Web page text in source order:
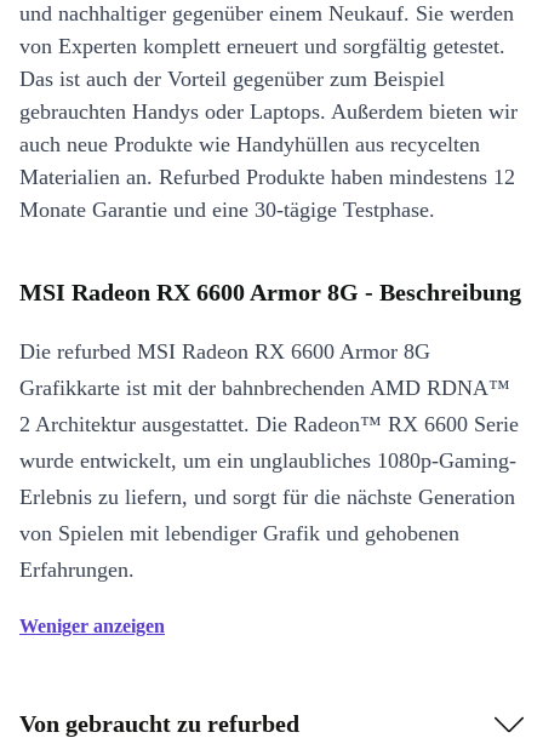
und nachhaltiger gegenüber einem Neukauf. Sie werden
von Experten komplett erneuert und sorgfältig getestet.
Das ist auch der Vorteil gegenüber zum Beispiel
gebrauchten Handys oder Laptops. Außerdem bieten wir
auch neue Produkte wie Handyhüllen aus recycelten
Materialien an. Refurbed Produkte haben mindestens 12
Monate Garantie und eine 30-tägige Testphase.
MSI Radeon RX 6600 Armor 8G - Beschreibung
Die refurbed MSI Radeon RX 6600 Armor 8G
Grafikkarte ist mit der bahnbrechenden AMD RDNA™
2 Architektur ausgestattet. Die Radeon™ RX 6600 Serie
wurde entwickelt, um ein unglaubliches 1080p-Gaming-
Erlebnis zu liefern, und sorgt für die nächste Generation
von Spielen mit lebendiger Grafik und gehobenen
Erfahrungen.
Weniger anzeigen
Von gebraucht zu refurbed